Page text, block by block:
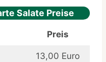
Salate Preise
Preis
13,00 Euro